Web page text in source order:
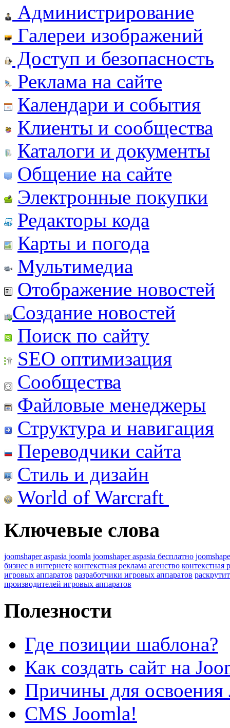
Администрирование
Галереи изображений
Доступ и безопасность
Реклама на сайте
Календари и события
Клиенты и сообщества
Каталоги и документы
Общение на сайте
Электронные покупки
Редакторы кода
Карты и погода
Мультимедиа
Отображение новостей
Создание новостей
Поиск по сайту
SEO оптимизация
Сообщества
Файловые менеджеры
Структура и навигация
Переводчики сайта
Стиль и дизайн
World of Warcraft
Ключевые слова
joomshaper aspasia joomla joomshaper aspasia бесплатно
бизнес в интернете контекстная реклама агенство контекстная
игровых аппаратов разработчики игровых аппаратов
производителей игровых аппаратов
Полезности
Где позиции шаблона?
Как создать сайт на
Причины для освоения
CMS Joomla!